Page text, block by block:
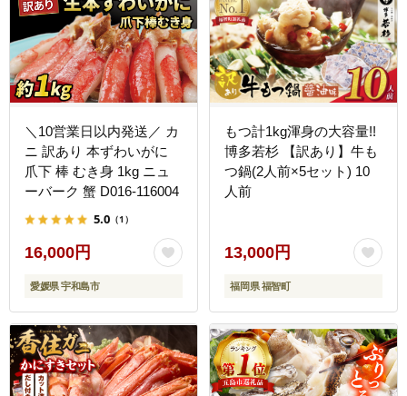
＼10営業日以内発送／ カ
ニ 訳あり 本ずわいがに
爪下 棒 むき身 1kg ニュ
ーバーク 蟹 D016-116004
5.0 （1）
16,000円
愛媛県 宇和島市
もつ計1kg渾身の大容量!!
博多若杉 【訳あり】牛も
つ鍋(2人前×5セット) 10
人前
13,000円
福岡県 福智町